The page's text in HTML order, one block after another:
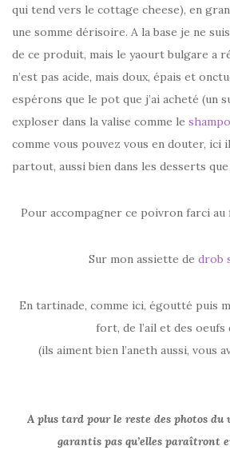
qui tend vers le cottage cheese), en
une somme dérisoire. A la base je ne
de ce produit, mais le yaourt bulgare a
n’est pas acide, mais doux, épais et
espérons que le pot que j’ai acheté (un
exploser dans la valise comme le
comme vous pouvez vous en douter, ici
partout, aussi bien dans les desserts
Pour accompagner ce poivron farci au
Sur mon assiette de drob
En tartinade, comme ici, égoutté puis
fort, de l’ail et des oeufs
(ils aiment bien l’aneth aussi, vous
A plus tard pour le reste des photos du
garantis pas qu’elles paraîtront